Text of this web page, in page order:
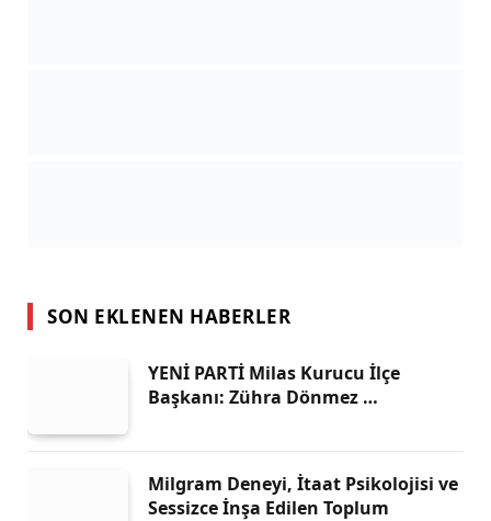
SON EKLENEN HABERLER
YENİ PARTİ Milas Kurucu İlçe
Başkanı: Zühra Dönmez …
Milgram Deneyi, İtaat Psikolojisi ve
Sessizce İnşa Edilen Toplum